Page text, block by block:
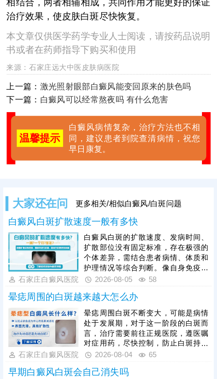
相结合，两者相辅相成，共同作用才能更好的保证
治疗效果，使皮肤白斑尽快恢复。
本文章仅供医学药学专业人士阅读，请按药品说明
书或者在药师指导下购买和使用
来源：石家庄远大中医皮肤病医院
上一篇： 激光照射眼部白癜风能变回原来的肤色吗
下一篇： 白癜风可以经常熬夜吗 有什么危害
温馨提示
白癜风病情复杂，治疗方法也不相
同，建议患者到院查清病情，祝您
早日康复。
大家还在问 更多相关/相似白癜风/白斑问题
白癜风白斑扩散速度一般有多快
白癜风白斑的扩散速度、发病时间、
扩散部位没有固定标准，存在极强的
个体差异，需结合患者病情、体质和
护理情况等综合判断。像自身免疫紊
乱、精神压力大、外伤、熬夜等因
制病情，患者发病后需及时就医，根
据白癜风分型、分期开展科学对症治
疗，日常需做好皮肤护理，规避暴
晒、摩擦、外伤等诱因，保持规律作
息与良好心态，全方位降低白斑扩散
概率，稳定控制病情。
石家庄白癜风医院 2026-08-05 58
晕痣周围的白斑越来越大怎么办
晕痣周围白斑不断变大，可能是病情
处于发展期，对于这一阶段的白斑而
言，治疗需要前往正规医院，遵医嘱
对症用药，尽快控制，防止白斑持续
扩散。如果白斑扩散速度不是很快，
308激光，靶向性照射，治疗起效
石家庄白癜风医院 2026-08-04 65
早期白癜风白斑会自己消失吗